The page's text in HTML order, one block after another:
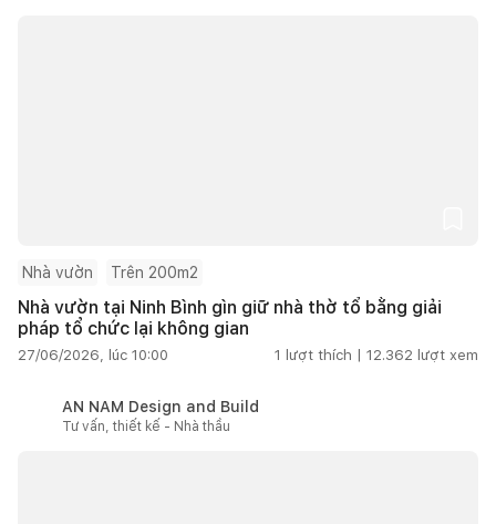
Nhà vườn Trên 200m2
Nhà vườn tại Ninh Bình gìn giữ nhà thờ tổ bằng giải
pháp tổ chức lại không gian
27/06/2026, lúc 10:00 1 lượt thích | 12.362 lượt xem
AN NAM Design and Build
Tư vấn, thiết kế - Nhà thầu